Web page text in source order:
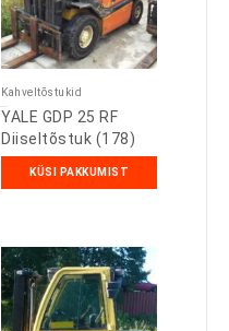
Kahveltõstukid
YALE GDP 25 RF
Diiseltõstuk (178)
KÜSI PAKKUMIST